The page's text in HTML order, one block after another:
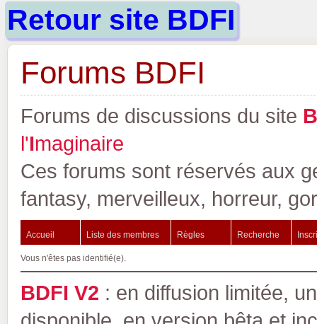
Retour site BDFI
Forums BDFI
Forums de discussions du site B
l'Imaginaire
Ces forums sont réservés aux
fantasy, merveilleux, horreur,
Accueil Liste des membres Règles Recherche
Vous n'êtes pas identifié(e).
BDFI V2 : en diffusion limitée,